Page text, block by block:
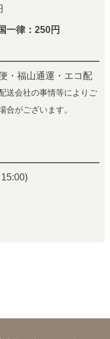
一律：250円
・福山通運・エコ配
送会社の事情等によりご
合がございます。